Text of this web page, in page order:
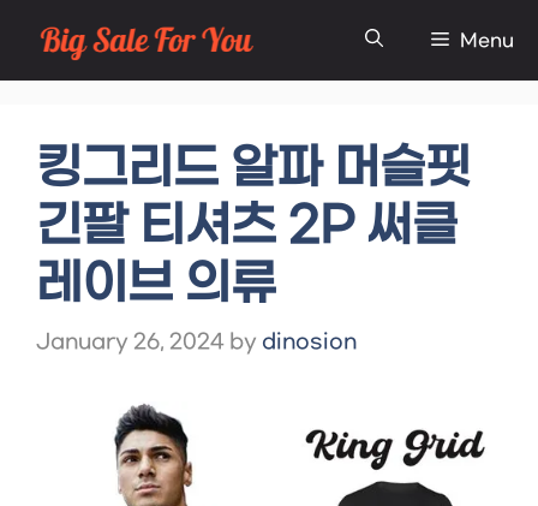
Skip
to
Menu
킹그리드 알파 머슬핏
긴팔 티셔츠 2P 써클
레이브 의류
January 26, 2024 by dinosion